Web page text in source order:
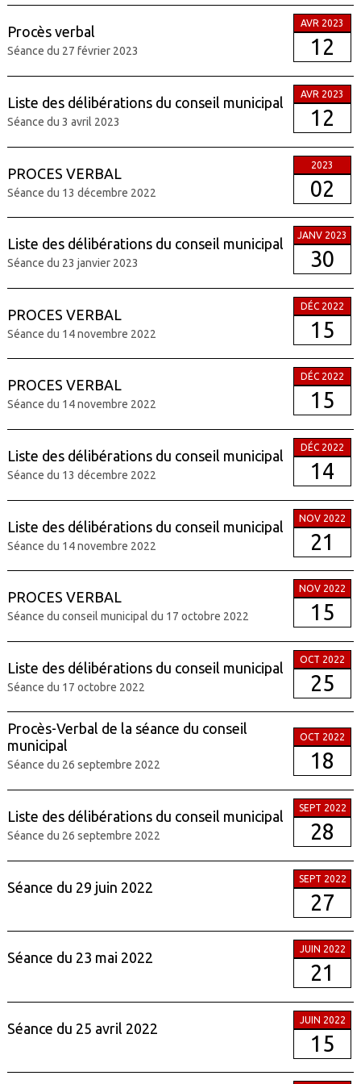
Procès verbal
Séance du 27 février 2023
AVR 2023
12
Liste des délibérations du conseil municipal
Séance du 3 avril 2023
AVR 2023
12
PROCES VERBAL
Séance du 13 décembre 2022
2023
02
Liste des délibérations du conseil municipal
Séance du 23 janvier 2023
JANV 2023
30
PROCES VERBAL
Séance du 14 novembre 2022
DÉC 2022
15
PROCES VERBAL
Séance du 14 novembre 2022
DÉC 2022
15
Liste des délibérations du conseil municipal
Séance du 13 décembre 2022
DÉC 2022
14
Liste des délibérations du conseil municipal
Séance du 14 novembre 2022
NOV 2022
21
PROCES VERBAL
Séance du conseil municipal du 17 octobre 2022
NOV 2022
15
Liste des délibérations du conseil municipal
Séance du 17 octobre 2022
OCT 2022
25
Procès-Verbal de la séance du conseil
municipal
Séance du 26 septembre 2022
OCT 2022
18
Liste des délibérations du conseil municipal
Séance du 26 septembre 2022
SEPT 2022
28
Séance du 29 juin 2022
SEPT 2022
27
Séance du 23 mai 2022
JUIN 2022
21
Séance du 25 avril 2022
JUIN 2022
15